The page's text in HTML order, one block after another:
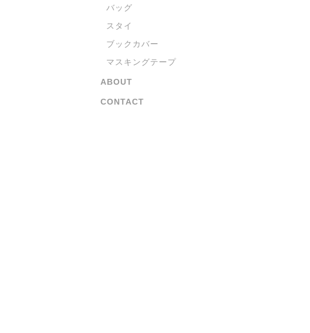
バッグ
スタイ
ブックカバー
マスキングテープ
ABOUT
CONTACT